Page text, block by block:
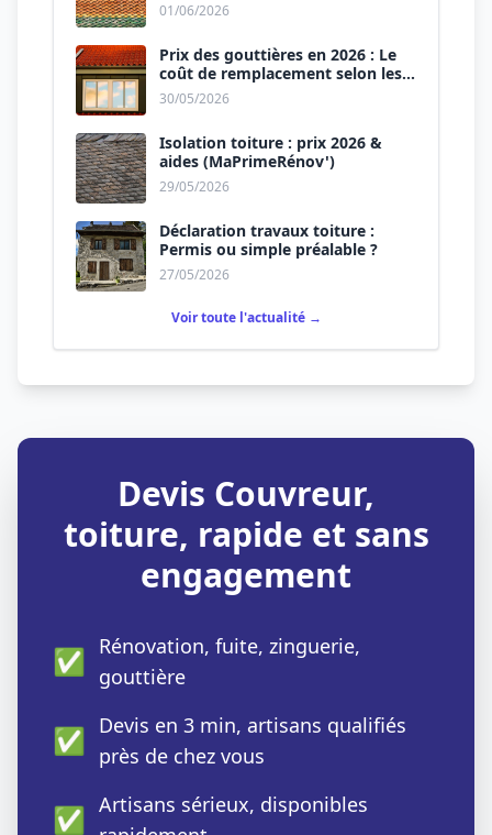
01/06/2026
Prix des gouttières en 2026 : Le
coût de remplacement selon les
matériaux
30/05/2026
Isolation toiture : prix 2026 &
aides (MaPrimeRénov')
29/05/2026
Déclaration travaux toiture :
Permis ou simple préalable ?
27/05/2026
Voir toute l'actualité →
Devis Couvreur,
toiture, rapide et sans
engagement
✅ Rénovation, fuite, zinguerie,
gouttière
✅ Devis en 3 min, artisans qualifiés
près de chez vous
✅ Artisans sérieux, disponibles